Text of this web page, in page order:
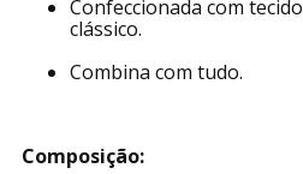
Confeccionada com
clássico.
Combina com tudo.
Composição: